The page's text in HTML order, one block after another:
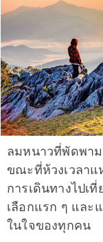
ลมหนาวที่พัดพา
ขณะที่ห้วงเวลาแ
การเดินทางไปเ
เลือกแรก ๆ และ
ในใจของทุกคน